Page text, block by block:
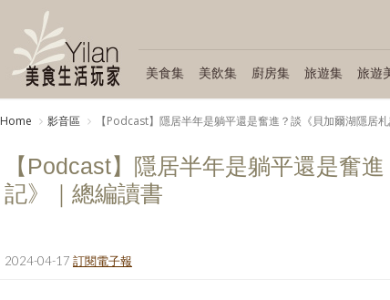
美食集 美飲集 廚房集 旅遊集 旅遊
Home 影音區 【Podcast】隱居半年是躺平還是奮進？談《貝加爾湖隱居
【Podcast】隱居半年是躺平還是奮
記》｜總編讀書
2024-04-17 訂閱電子報